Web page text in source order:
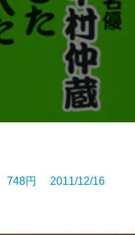
748円 2011/12/16